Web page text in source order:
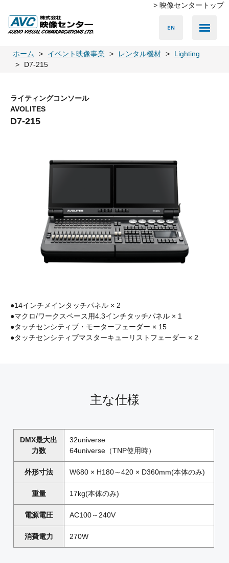
> 映像センタートップ
ホーム イベント映像事業 レンタル機材
Lighting
D7-215
ライティングコンソール
AVOLITES
D7-215
●14インチメインタッチパネル × 2
●マクロ/ワークスペース用4.3インチタッチパネル × 1
●タッチセンシティブ・モーターフェーダー × 15
●タッチセンシティブマスターキューリストフェーダー × 2
主な仕様
DMX最大出
力数
32universe
64universe（TNP使用時）
外形寸法 W680 × H180～420 × D360mm(本体のみ)
重量 17kg(本体のみ)
電源電圧 AC100～240V
消費電力 270W